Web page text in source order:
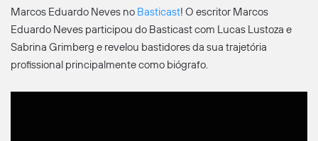
Marcos Eduardo Neves no Basticast! O escritor Marcos
Eduardo Neves participou do Basticast com Lucas Lustoza e
Sabrina Grimberg e revelou bastidores da sua trajetória
profissional principalmente como biógrafo.